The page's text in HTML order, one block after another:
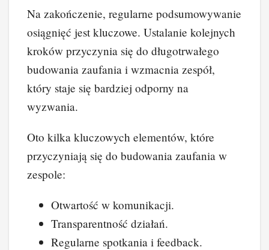
Na zakończenie, regularne podsumowywanie
osiągnięć jest kluczowe. Ustalanie kolejnych
kroków przyczynia się do długotrwałego
budowania zaufania i wzmacnia zespół,
który staje się bardziej odporny na
wyzwania.
Oto kilka kluczowych elementów, które
przyczyniają się do budowania zaufania w
zespole:
Otwartość w komunikacji.
Transparentność działań.
Regularne spotkania i feedback.